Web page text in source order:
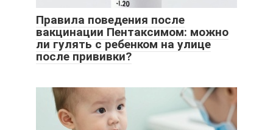
Правила поведения после
вакцинации Пентаксимом: можно
ли гулять с ребенком на улице
после прививки?